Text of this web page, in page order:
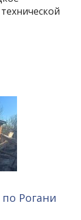
Рогани